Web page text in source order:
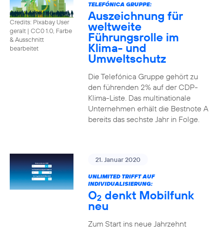
Credits: Pixabay User
geralt | CC0 1.0, Farbe
& Ausschnitt
bearbeitet
TELEFÓNICA GRUPPE:
Auszeichnung für
weltweite
Führungsrolle im
Klima- und
Umweltschutz
Die Telefónica Gruppe gehört zu
den führenden 2% auf der CDP-
Klima-Liste. Das multinationale
Unternehmen erhält die Bestnote A
bereits das sechste Jahr in Folge.
21. Januar 2020
UNLIMITED TRIFFT AUF
INDIVIDUALISIERUNG:
O2 denkt Mobilfunk
neu
Zum Start ins neue Jahrzehnt